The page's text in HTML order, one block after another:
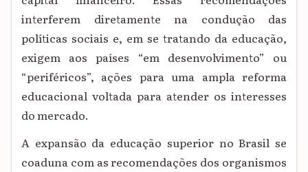
interferem diretamente na condução das
políticas sociais e, em se tratando da educação,
exigem aos países “em desenvolvimento” ou
“periféricos”, ações para uma ampla reforma
educacional voltada para atender os interesses
do mercado.
A expansão da educação superior no Brasil se
coaduna com as recomendações dos organismos